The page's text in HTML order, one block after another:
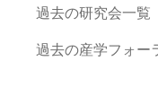
過去の研究会一覧
過去の産学フォー